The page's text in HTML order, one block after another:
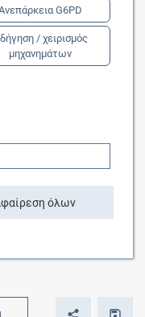
G6PD
/ χειρισμός
μηχανημάτων
όλων